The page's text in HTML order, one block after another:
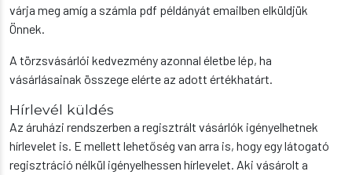
várja meg amíg a számla pdf példányát emailben elküldjük
Önnek.
A törzsvásárlói kedvezmény azonnal életbe lép, ha
vásárlásainak összege elérte az adott értékhatárt.
Hírlevél küldés
Az áruházi rendszerben a regisztrált vásárlók igényelhetnek
hírlevelet is. E mellett lehetőség van arra is, hogy egy látogató
regisztráció nélkül igényelhessen hírlevelet. Aki vásárolt a